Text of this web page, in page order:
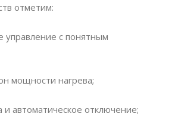
отметим:
управление с понятным
мощности нагрева;
автоматическое отключение;